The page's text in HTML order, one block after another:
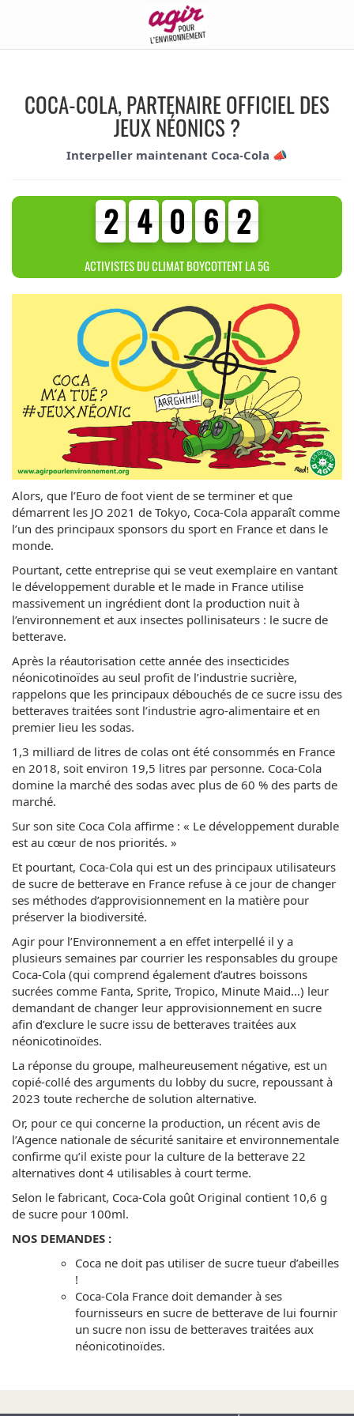
COCA-COLA, PARTENAIRE OFFICIEL DES
JEUX NÉONICS ?
Interpeller maintenant Coca-Cola 📣
2
2 4
3
4 0
6
0 6
5
6 2
7
2
ACTIVISTES DU CLIMAT BOYCOTTENT LA 5G
Alors, que l’Euro de foot vient de se terminer et que
démarrent les JO 2021 de Tokyo, Coca-Cola apparaît comme
l’un des principaux sponsors du sport en France et dans le
monde.
Pourtant, cette entreprise qui se veut exemplaire en vantant
le développement durable et le made in France utilise
massivement un ingrédient dont la production nuit à
l’environnement et aux insectes pollinisateurs : le sucre de
betterave.
Après la réautorisation cette année des insecticides
néonicotinoïdes au seul profit de l’industrie sucrière,
rappelons que les principaux débouchés de ce sucre issu des
betteraves traitées sont l’industrie agro-alimentaire et en
premier lieu les sodas.
1,3 milliard de litres de colas ont été consommés en France
en 2018, soit environ 19,5 litres par personne. Coca-Cola
domine la marché des sodas avec plus de 60 % des parts de
marché.
Sur son site Coca Cola affirme : « Le développement durable
est au cœur de nos priorités. »
Et pourtant, Coca-Cola qui est un des principaux utilisateurs
de sucre de betterave en France refuse à ce jour de changer
ses méthodes d’approvisionnement en la matière pour
préserver la biodiversité.
Agir pour l’Environnement a en effet interpellé il y a
plusieurs semaines par courrier les responsables du groupe
Coca-Cola (qui comprend également d’autres boissons
sucrées comme Fanta, Sprite, Tropico, Minute Maid…) leur
demandant de changer leur approvisionnement en sucre
afin d’exclure le sucre issu de betteraves traitées aux
néonicotinoïdes.
La réponse du groupe, malheureusement négative, est un
copié-collé des arguments du lobby du sucre, repoussant à
2023 toute recherche de solution alternative.
Or, pour ce qui concerne la production, un récent avis de
l’Agence nationale de sécurité sanitaire et environnementale
confirme qu’il existe pour la culture de la betterave 22
alternatives dont 4 utilisables à court terme.
Selon le fabricant, Coca‑Cola goût Original contient 10,6 g
de sucre pour 100ml.
NOS DEMANDES :
Coca ne doit pas utiliser de sucre tueur d’abeilles
!
Coca-Cola France doit demander à ses
fournisseurs en sucre de betterave de lui fournir
un sucre non issu de betteraves traitées aux
néonicotinoïdes.